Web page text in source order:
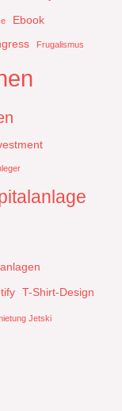
Ebook
Frugalismus
T-Shirt-Design
Jetski